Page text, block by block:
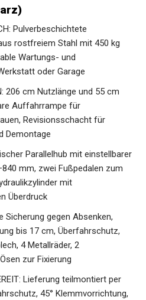
Pulverbeschichtete
rostfreiem Stahl mit 450 kg
Wartungs- und
oder Garage
206 cm Nutzlänge und 55 cm
Auffahrrampe für
Revisionsschacht für
Demontage
Parallelhub mit einstellbarer
mm, zwei Fußpedalen zum
mit
Überdruck
Sicherung gegen Absenken,
bis 17 cm, Überfahrschutz,
4 Metallräder, 2
zur Fixierung
Lieferung teilmontiert per
45° Klemmvorrichtung,